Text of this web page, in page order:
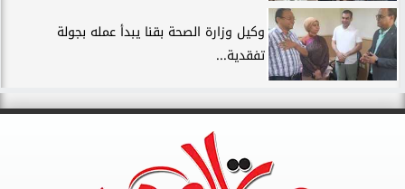
وكيل وزارة الصحة بقنا يبدأ عمله بجولة
تفقدية...